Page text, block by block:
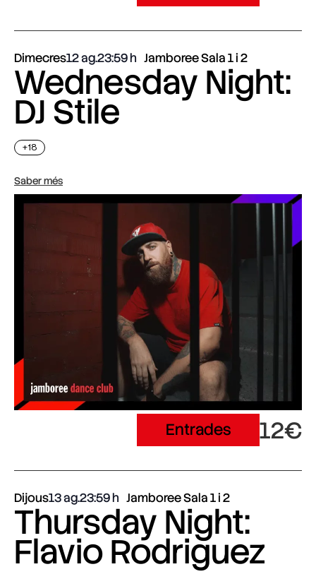
Dimecres12 ag.23:59 Jamboree Sala 1 i 2
Wednesday Night:
DJ Stile
+18
Saber més
Entrades 12€
Dijous13 ag.23:59 Jamboree Sala 1 i 2
Thursday Night:
Flavio Rodriguez